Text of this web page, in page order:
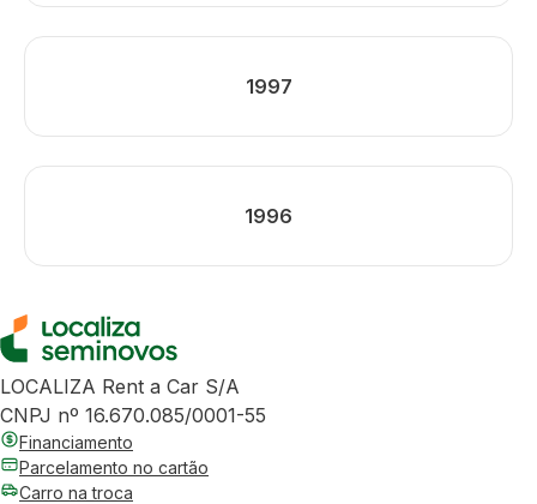
1997
1996
LOCALIZA Rent a Car S/A
CNPJ nº 16.670.085/0001-55
Financiamento
Parcelamento no cartão
Carro na troca